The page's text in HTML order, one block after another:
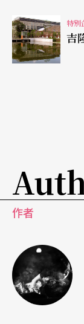
憶。站在外面
堂也成為州政
特別
吉
作者